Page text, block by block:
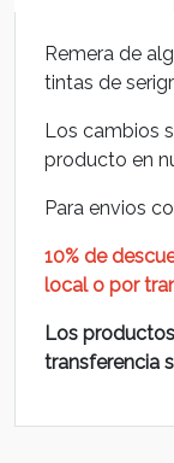
Remera de
tintas de
Los cambios
producto en
Para envios
10% de
local o por
Los
transferencia